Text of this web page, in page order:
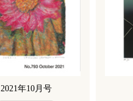
2021年10月号